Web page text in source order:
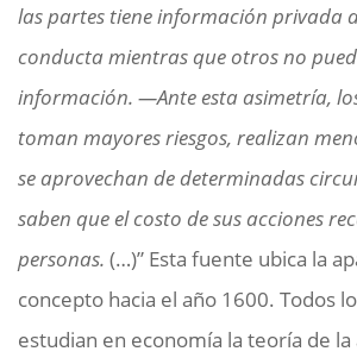
las partes tiene información privada
conducta mientras que otros no
información. ―Ante esta asimetría,
toman mayores riesgos, realizan
se aprovechan de determinadas
saben que el costo de sus acciones
personas. (…)” Esta fuente ubica la
concepto hacia el año 1600. Todos
estudian en economía la teoría de la